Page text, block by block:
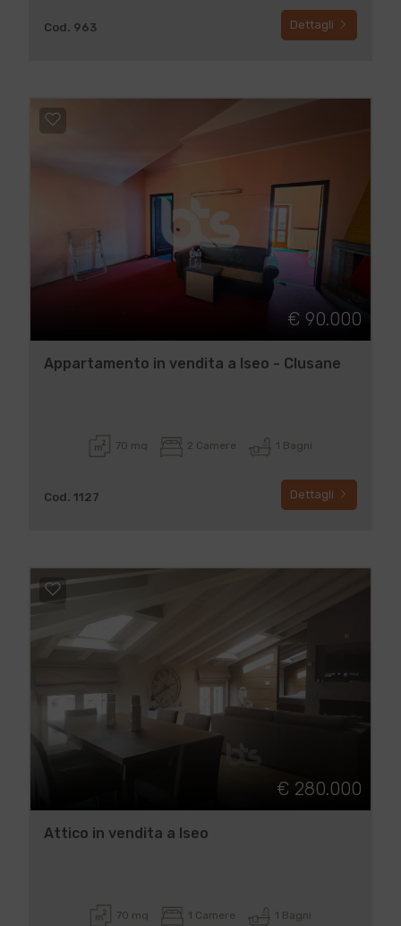
Cod. 963 Dettagli
€ 90.000
Appartamento in vendita a Iseo - Clusane
70 mq 2 Camere 1 Bagni
Cod. 1127 Dettagli
€ 280.000
Attico in vendita a Iseo
70 mq 1 Camere 1 Bagni